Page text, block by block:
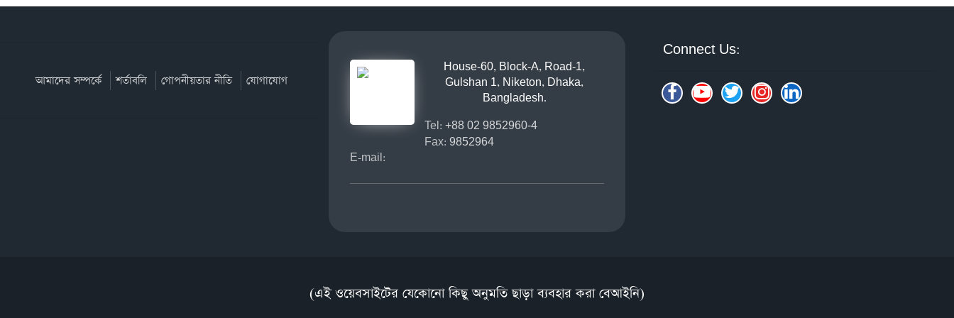
আমাদের সম্পর্কে শর্তাবলি গোপনীয়তার নীতি যোগাযোগ
House-60, Block-A, Road-1,
Gulshan 1, Niketon, Dhaka,
Bangladesh.
Tel: +88 02 9852960-4
Fax: 9852964
E-mail:
Connect Us:
(এই ওয়েবসাইটের যেকোনো কিছু অনুমতি ছাড়া ব্যবহার করা বেআইনি)